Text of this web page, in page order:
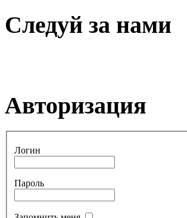
Следуй за нами
Авторизация
Логин
Пароль